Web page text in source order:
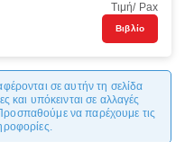
Τιμή/ Pax
Βιβλίο
σε αυτήν τη σελίδα
και υπόκεινται σε αλλαγές
να παρέχουμε τις